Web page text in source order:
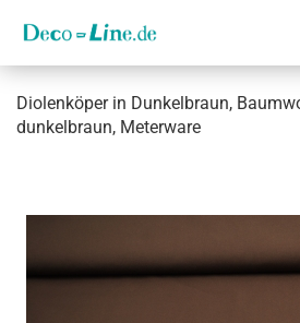
Dio­len­kö­per in Dun­kel­braun,
dun­kel­braun, Me­ter­wa­re